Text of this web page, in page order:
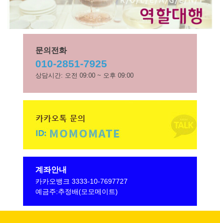
문의전화
010-2851-7925
상담시간: 오전 09:00 ~ 오후 09:00
계좌안내
카카오뱅크 3333-10-7697727
예금주:추정배(모모메이트)